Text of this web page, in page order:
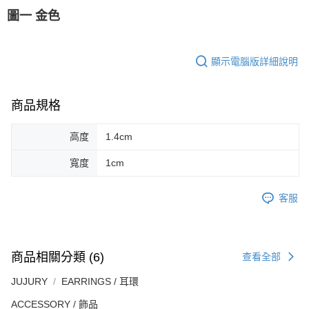
圖一 金色
顯示電腦版詳細說明
商品規格
高度 1.4cm
寬度 1cm
客服
商品相關分類 (6) 查看全部
JUJURY EARRINGS / 耳環
ACCESSORY / 飾品